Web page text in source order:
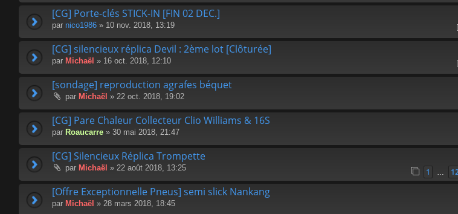
[CG] Porte-clés STICK-IN [FIN 02 DEC.]
par nico1986 » 10 nov. 2018, 13:19
[CG] silencieux réplica Devil : 2ème lot [Clôturée]
par Michaël » 16 oct. 2018, 12:10
[sondage] reproduction agrafes béquet
par Michaël » 22 oct. 2018, 19:02
[CG] Pare Chaleur Collecteur Clio Williams & 16S
par Roaucarre » 30 mai 2018, 21:47
[CG] Silencieux Réplica Trompette
par Michaël » 22 août 2018, 13:25 1 …
[Offre Exceptionnelle Pneus] semi slick Nankang
par Michaël » 28 mars 2018, 18:45